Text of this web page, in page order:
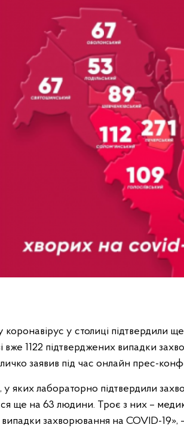
у столиці підтвердили
вже 1122 підтверджених випадки
заявив під час онлайн прес-
у яких лабораторно підтвердили
ще на 63 людини. Троє з них –
захворювання на COVID-19», –